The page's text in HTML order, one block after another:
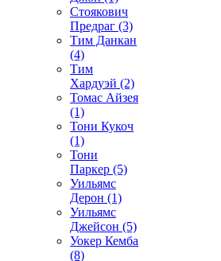
Стоякович
Предраг (3)
Тим Данкан
(4)
Тим
Хардуэй (2)
Томас Айзея
(1)
Тони Кукоч
(1)
Тони
Паркер (5)
Уильямс
Дерон (1)
Уильямс
Джейсон (5)
Уокер Кемба
(8)